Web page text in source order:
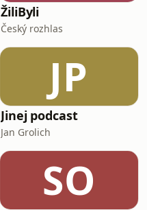
ŽiliByli
Český rozhlas
JP
Jinej podcast
Jan Grolich
SO